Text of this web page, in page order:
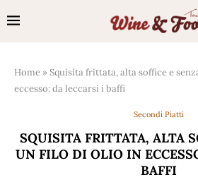
Home »Squisita frittata, alta soffice e
eccesso: da leccarsi i baffi
Secondi Piatti
SQUISITA FRITTATA, ALTA
UN FILO DI OLIO IN
BAFFI